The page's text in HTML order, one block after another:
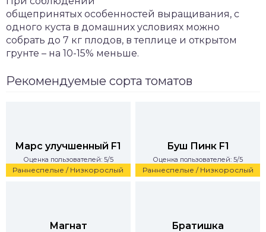
общепринятых особенностей выращивания, с
одного куста в домашних условиях можно
собрать до 7 кг плодов, в теплице и открытом
грунте – на 10-15% меньше.
Рекомендуемые сорта томатов
Раннеспелые / Низкорослый
Марс улучшенный F1
Оценка пользователей: 5/5
Раннеспелые / Низкорослый
Буш Пинк F1
Оценка пользователей: 5/5
Магнат Братишка